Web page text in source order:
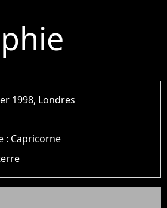
1998, Londres
: Capricorne